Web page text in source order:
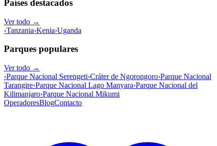
Países destacados
Ver todo →
›Tanzania›Kenia›Uganda
Parques populares
Ver todo →
›Parque Nacional Serengeti›Cráter de Ngorongoro›Parque Nacional
Tarangire›Parque Nacional Lago Manyara›Parque Nacional del
Kilimanjaro›Parque Nacional Mikumi
OperadoresBlogContacto